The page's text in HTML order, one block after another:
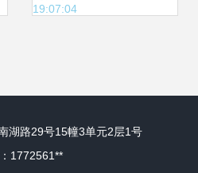
19:07:04
湖路29号15幢3单元2层1号
1772561**